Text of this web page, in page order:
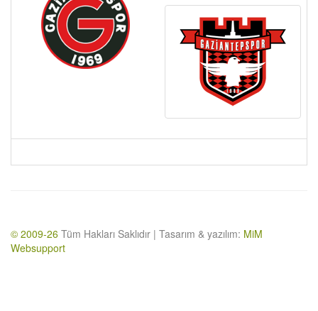
© 2009-26 Tüm Hakları Saklıdır | Tasarım & yazılım: MiM
Websupport